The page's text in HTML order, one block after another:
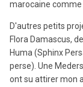
marocaine comme
D'autres petits
Flora Damascus,
Huma (Sphinx
perse). Une
ont su attirer mon